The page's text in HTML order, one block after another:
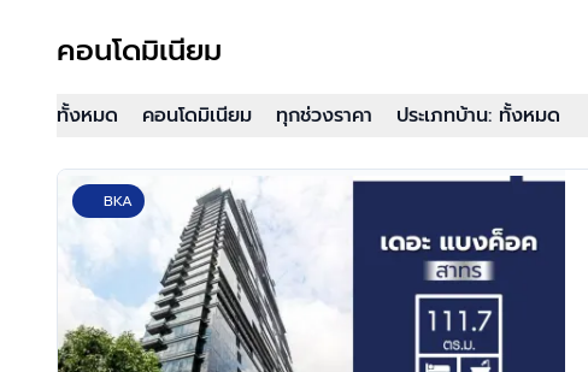
คอนโดมิเนียม
ทั้งหมด คอนโดมิเนียม ทุกช่วงราคา ประเภทบ้าน: ทั้งหมด
BKA